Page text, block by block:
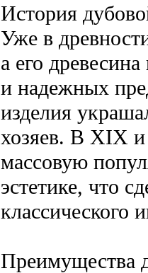
История
Уже в
а его
и надежных
изделия
хозяев. В XIX и
массовую
эстетике, что
классического
Преимущества